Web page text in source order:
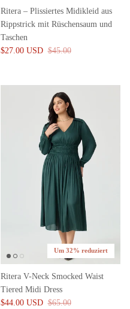
Ritera – Plissiertes Midikleid aus
Rippstrick mit Rüschensaum und
Taschen
$27.00 USD $45.00
Um 32% reduziert
Ritera V-Neck Smocked Waist
Tiered Midi Dress
$44.00 USD $65.00